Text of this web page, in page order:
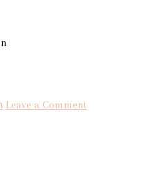
Leave a Comment